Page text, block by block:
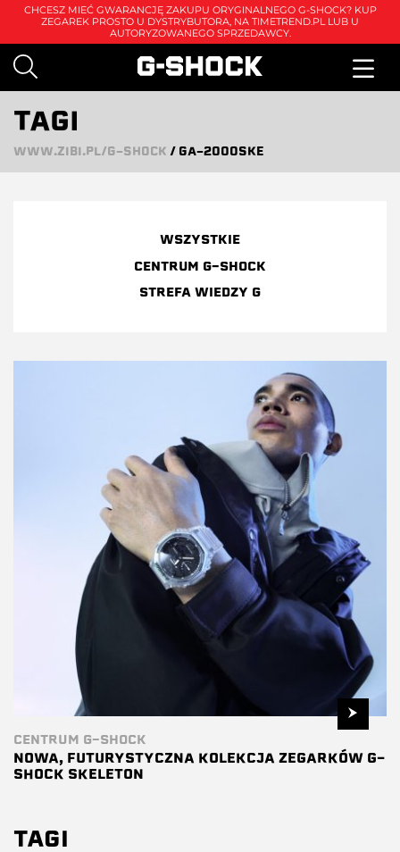
CHCESZ MIEĆ GWARANCJĘ ZAKUPU ORYGINALNEGO G-SHOCK? KUP
ZEGAREK PROSTO U DYSTRYBUTORA, NA TIMETREND.PL LUB U
AUTORYZOWANEGO SPRZEDAWCY.
TAGI
WWW.ZIBI.PL/G-SHOCK / GA-2000SKE
WSZYSTKIE
CENTRUM G-SHOCK
STREFA WIEDZY G
CENTRUM G-SHOCK
NOWA, FUTURYSTYCZNA KOLEKCJA ZEGARKÓW G-
SHOCK SKELETON
TAGI